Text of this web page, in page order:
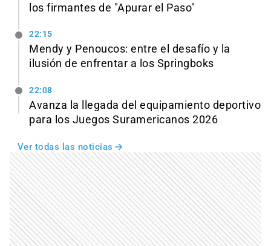
los firmantes de "Apurar el Paso"
22:15
Mendy y Penoucos: entre el desafío y la
ilusión de enfrentar a los Springboks
22:08
Avanza la llegada del equipamiento deportivo
para los Juegos Suramericanos 2026
Ver todas las noticias